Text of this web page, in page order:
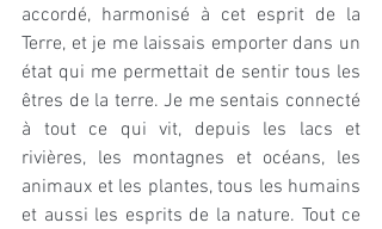
accordé, harmonisé à cet esprit de la
Terre, et je me laissais emporter dans un
état qui me permettait de sentir tous les
êtres de la terre. Je me sentais connecté
à tout ce qui vit, depuis les lacs et
rivières, les montagnes et océans, les
animaux et les plantes, tous les humains
et aussi les esprits de la nature. Tout ce